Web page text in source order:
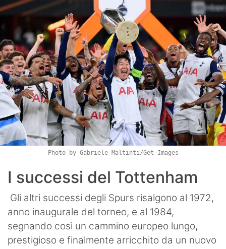
Photo by Gabriele Maltinti/Get Images
I successi del Tottenham
Gli altri successi degli Spurs risalgono al 1972,
anno inaugurale del torneo, e al 1984,
segnando così un cammino europeo lungo,
prestigioso e finalmente arricchito da un nuovo